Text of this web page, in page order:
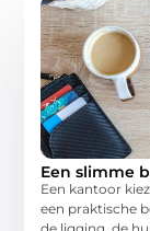
Een slimme
Een kantoor
een praktische